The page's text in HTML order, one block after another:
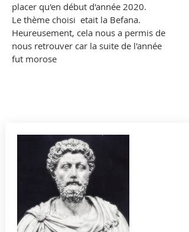
placer qu'en début d'année 2020.
Le thème choisi etait la Befana.
Heureusement, cela nous a permis de
nous retrouver car la suite de l'année
fut morose